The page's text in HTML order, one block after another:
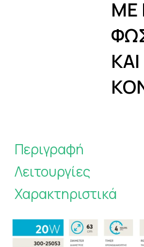
ΜΕ
ΚΑΙ
Περιγραφή
Λειτουργίες
Χαρακτηριστικά